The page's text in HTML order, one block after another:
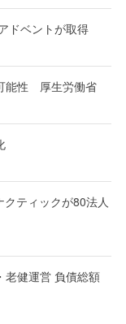
ドベントが取得
能性 厚生労働省
ティックが80法人
健運営 負債総額